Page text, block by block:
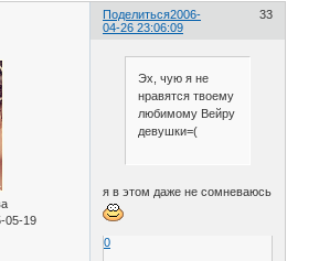
Поделиться 33
2006-
04-26 23:06:09
05-19
Эх, чую я не
нравятся твоему
любимому Вейру
девушки=(
я в этом даже не сомневаюсь
0